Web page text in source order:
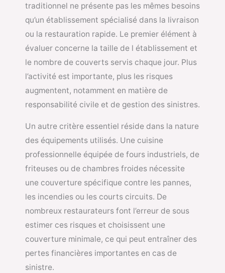
traditionnel ne présente pas les mêmes besoins
qu’un établissement spécialisé dans la livraison
ou la restauration rapide. Le premier élément à
évaluer concerne la taille de l établissement et
le nombre de couverts servis chaque jour. Plus
l’activité est importante, plus les risques
augmentent, notamment en matière de
responsabilité civile et de gestion des sinistres.
Un autre critère essentiel réside dans la nature
des équipements utilisés. Une cuisine
professionnelle équipée de fours industriels, de
friteuses ou de chambres froides nécessite
une couverture spécifique contre les pannes,
les incendies ou les courts circuits. De
nombreux restaurateurs font l’erreur de sous
estimer ces risques et choisissent une
couverture minimale, ce qui peut entraîner des
pertes financières importantes en cas de
sinistre.